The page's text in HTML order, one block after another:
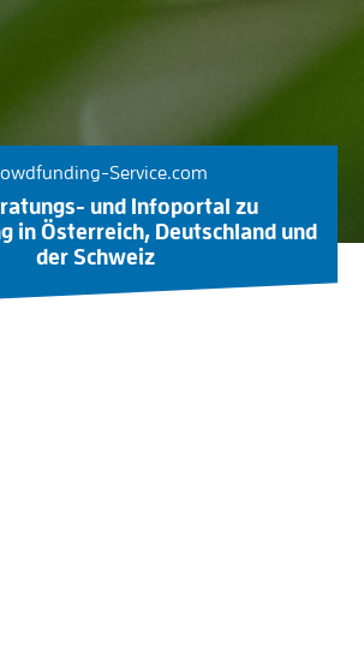
Service.com
und Infoportal zu
in Österreich, Deutschland und
der Schweiz